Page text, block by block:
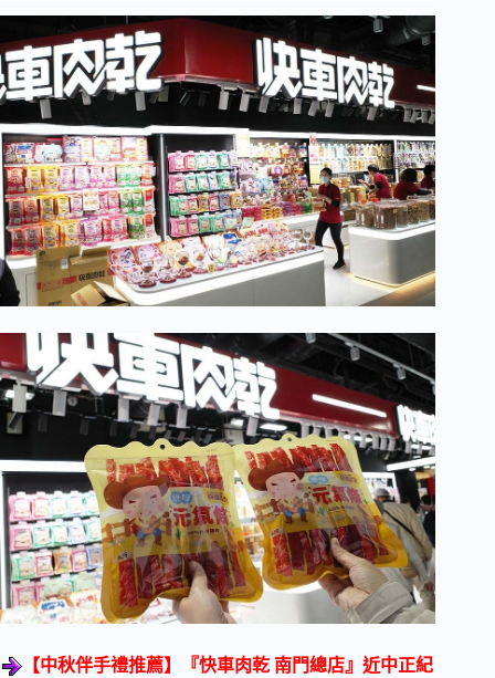
【中秋伴手禮推薦】『快車肉乾 南門總店』近中正紀